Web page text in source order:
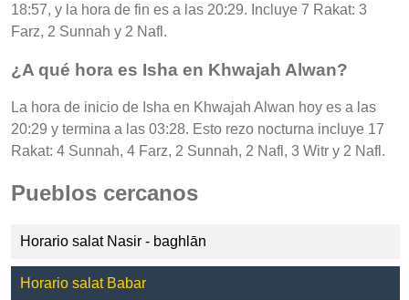
18:57, y la hora de fin es a las 20:29. Incluye 7 Rakat: 3
Farz, 2 Sunnah y 2 Nafl.
¿A qué hora es Isha en Khwajah Alwan?
La hora de inicio de Isha en Khwajah Alwan hoy es a las
20:29 y termina a las 03:28. Esto rezo nocturna incluye 17
Rakat: 4 Sunnah, 4 Farz, 2 Sunnah, 2 Nafl, 3 Witr y 2 Nafl.
Pueblos cercanos
Horario salat Nasir - baghlān
Horario salat Babar